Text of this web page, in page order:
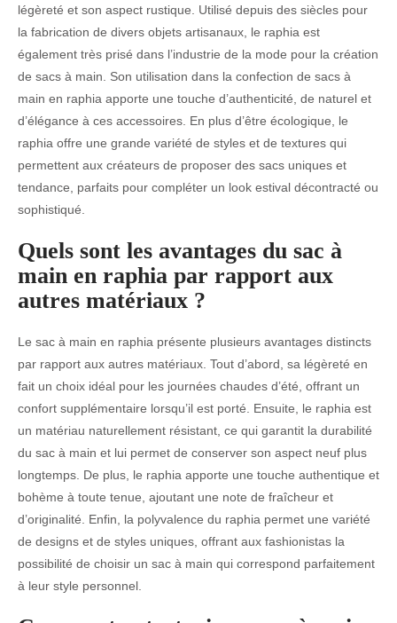
légèreté et son aspect rustique. Utilisé depuis des siècles pour
la fabrication de divers objets artisanaux, le raphia est
également très prisé dans l’industrie de la mode pour la création
de sacs à main. Son utilisation dans la confection de sacs à
main en raphia apporte une touche d’authenticité, de naturel et
d’élégance à ces accessoires. En plus d’être écologique, le
raphia offre une grande variété de styles et de textures qui
permettent aux créateurs de proposer des sacs uniques et
tendance, parfaits pour compléter un look estival décontracté ou
sophistiqué.
Quels sont les avantages du sac à
main en raphia par rapport aux
autres matériaux ?
Le sac à main en raphia présente plusieurs avantages distincts
par rapport aux autres matériaux. Tout d’abord, sa légèreté en
fait un choix idéal pour les journées chaudes d’été, offrant un
confort supplémentaire lorsqu’il est porté. Ensuite, le raphia est
un matériau naturellement résistant, ce qui garantit la durabilité
du sac à main et lui permet de conserver son aspect neuf plus
longtemps. De plus, le raphia apporte une touche authentique et
bohème à toute tenue, ajoutant une note de fraîcheur et
d’originalité. Enfin, la polyvalence du raphia permet une variété
de designs et de styles uniques, offrant aux fashionistas la
possibilité de choisir un sac à main qui correspond parfaitement
à leur style personnel.